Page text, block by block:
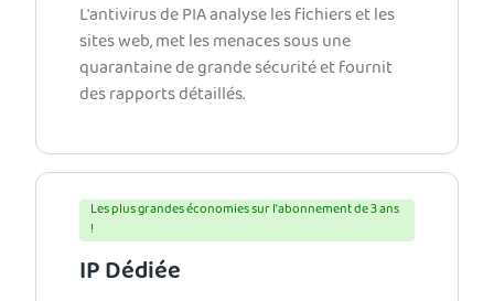
L'antivirus de PIA analyse les fichiers et les
sites web, met les menaces sous une
quarantaine de grande sécurité et fournit
des rapports détaillés.
Les plus grandes économies sur l'abonnement de 3 ans
!
IP Dédiée